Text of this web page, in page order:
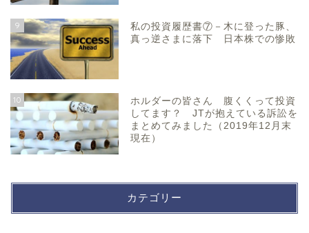
9
私の投資履歴書⑦－木に登った豚、
真っ逆さまに落下 日本株での惨敗
10
ホルダーの皆さん 腹くくって投資
してます？ JTが抱えている訴訟を
まとめてみました（2019年12月末
現在）
カテゴリー